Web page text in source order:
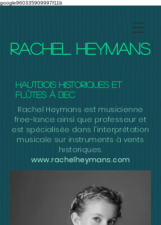
google960335909997f11b
Rachel Heymans
Hautbois historiques et
flûtes à bec
Rachel Heymans est musicienne
free-lance ainsi que professeur et
est spécialisée dans l'interprétation
musicale sur instruments à vents
historiques.
www.rachelheymans.com